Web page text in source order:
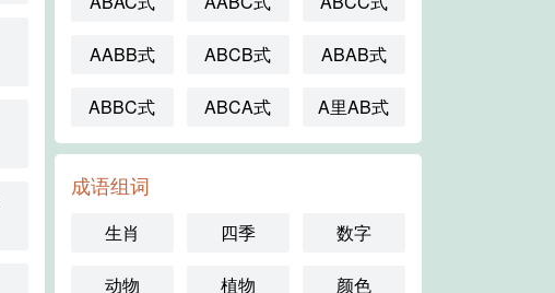
AABB式 ABCB式 ABAB式
ABBC式 ABCA式 A里AB式
成语组词
生肖 四季 数字
动物 植物 颜色